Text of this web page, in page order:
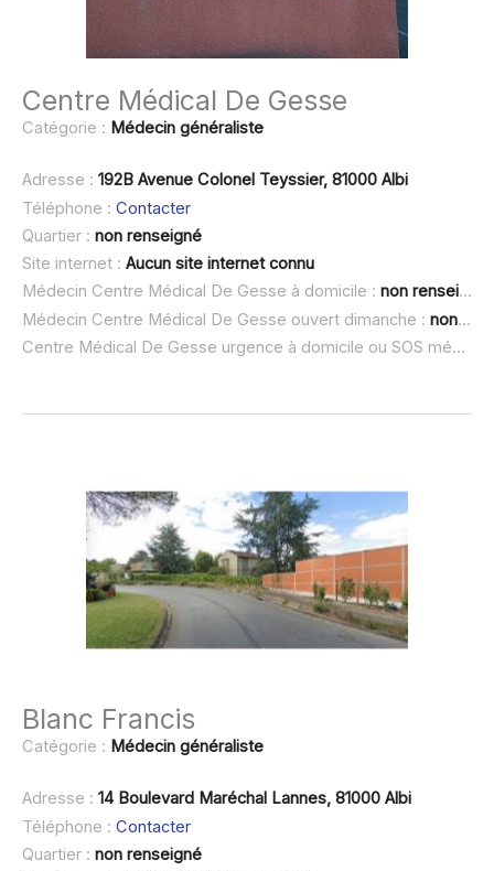
Centre Médical De Gesse
Catégorie : Médecin généraliste
Adresse : 192B Avenue Colonel Teyssier, 81000 Albi
Téléphone : Contacter
Quartier : non renseigné
Site internet : Aucun site internet connu
Médecin Centre Médical De Gesse à domicile : non renseigné
Médecin Centre Médical De Gesse ouvert dimanche : non renseigné
Centre Médical De Gesse urgence à domicile ou SOS médecin :
Blanc Francis
Catégorie : Médecin généraliste
Adresse : 14 Boulevard Maréchal Lannes, 81000 Albi
Téléphone : Contacter
Quartier : non renseigné